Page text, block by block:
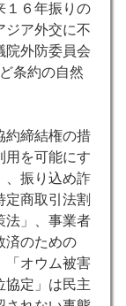
１６年振りの
ジア外交に不
院外防委員会
条約の自然
約締結権の措
用を可能にす
、振り込め詐
商取引法割
法」、事業者
済のための
「オウム被害
協定」は民主